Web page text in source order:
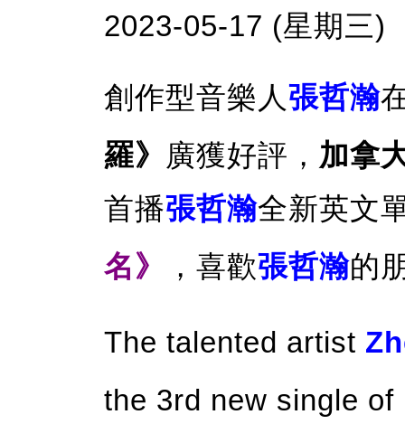
2023-05-17 (星期三)
創作型音樂人張哲瀚
羅》 廣獲好評， 加拿
首播張哲瀚全新英文
名》
，喜歡張哲瀚的
The talented artist
the 3rd new single